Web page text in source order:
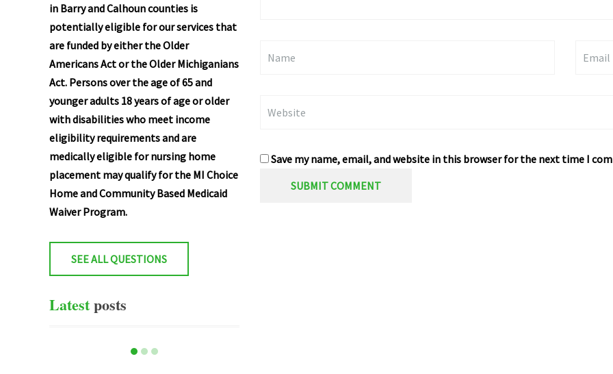
Save my name, email, and website in this browser for the next time I
in Barry and Calhoun counties is
potentially eligible for our services that
are funded by either the Older
Americans Act or the Older Michiganians
Act. Persons over the age of 65 and
younger adults 18 years of age or older
with disabilities who meet income
eligibility requirements and are
medically eligible for nursing home
placement may qualify for the MI Choice
Home and Community Based Medicaid
Waiver Program.
SEE ALL QUESTIONS
Latestposts